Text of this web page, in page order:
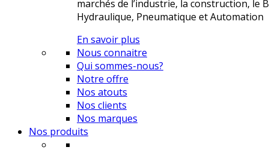
marchés de l’industrie, la construction, le
Hydraulique, Pneumatique et Automation
En savoir plus
Nous connaitre
Qui sommes-nous?
Notre offre
Nos atouts
Nos clients
Nos marques
Nos produits